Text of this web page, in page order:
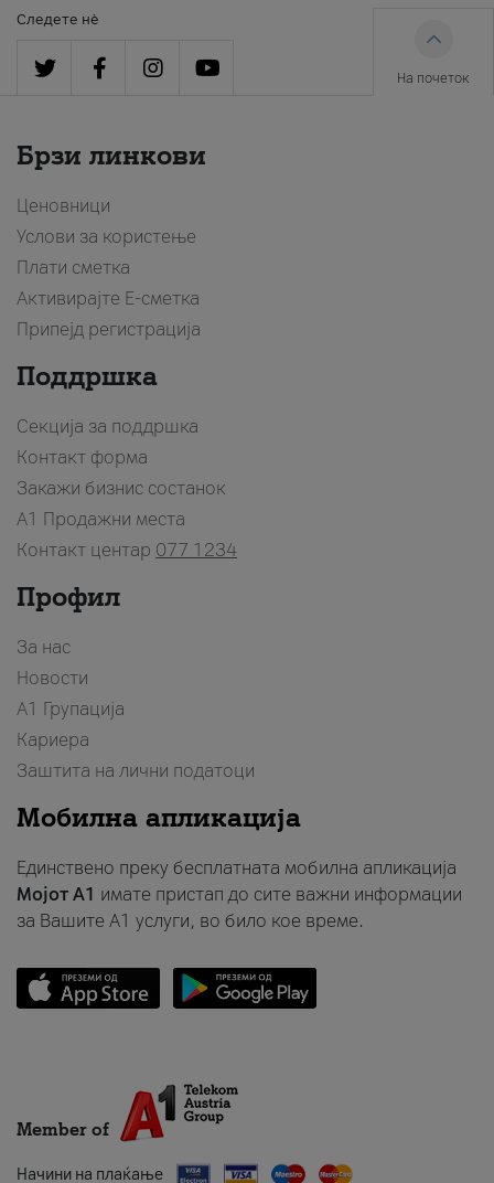
Следете нè
На почеток
Брзи линкови
Ценовници
Услови за користење
Плати сметка
Активирајте Е-сметка
Припејд регистрација
Поддршка
Секција за поддршка
Контакт форма
Закажи бизнис состанок
A1 Продажни места
Контакт центар 077 1234
Профил
За нас
Новости
А1 Групација
Кариера
Заштита на лични податоци
Мобилна апликација
Единствено преку бесплатната мобилна апликација
Мојот A1 имате пристап до сите важни информации
за Вашите A1 услуги, во било кое време.
Member of
Начини на плаќање